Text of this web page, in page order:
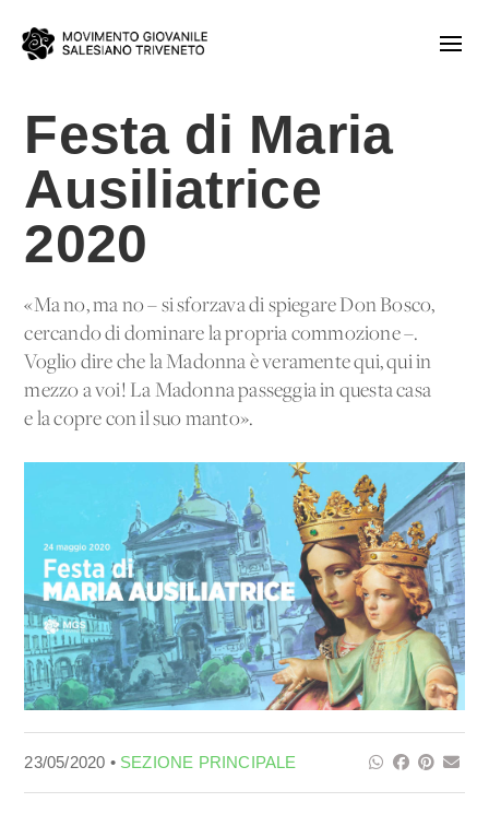
Festa di Maria
Ausiliatrice
2020
«Ma no, ma no – si sforzava di spiegare Don Bosco,
cercando di dominare la propria commozione –.
Voglio dire che la Madonna è veramente qui, qui in
mezzo a voi! La Madonna passeggia in questa casa
e la copre con il suo manto».
23/05/2020 • SEZIONE PRINCIPALE